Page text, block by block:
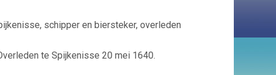
schipper en biersteker, overleden
te Spijkenisse 20 mei 1640.